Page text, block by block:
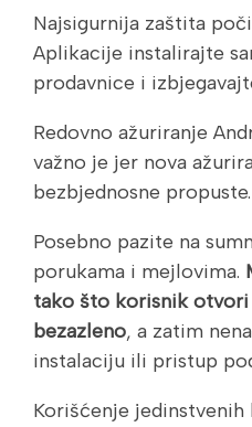
Najsigurnija zaštita
Aplikacije instalirajte
prodavnice i
Redovno ažuriranje
važno je jer nova
bezbjednosne propuste.
Posebno pazite na
porukama i mejlovima.
tako što korisnik otvori
bezazleno, a zatim
instalaciju ili pristup
Korišćenje